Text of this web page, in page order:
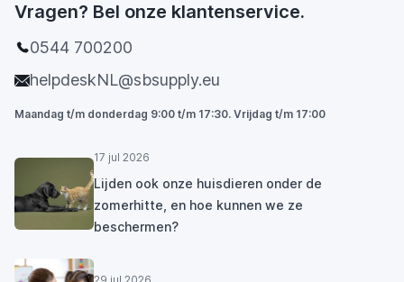
Vragen? Bel onze klantenservice.
0544 700200
helpdeskNL@sbsupply.eu
Maandag t/m donderdag 9:00 t/m 17:30. Vrijdag t/m 17:00
17 jul 2026
Lijden ook onze huisdieren onder de
zomerhitte, en hoe kunnen we ze
beschermen?